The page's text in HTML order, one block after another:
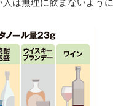
は無理に飲まないように